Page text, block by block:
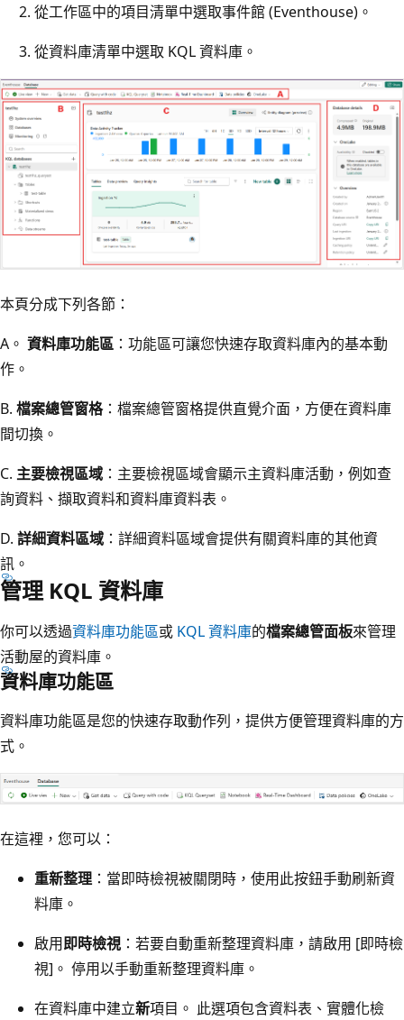
從工作區中的項目清單中選取事件館 (Eventhouse)。
從資料庫清單中選取 KQL 資料庫。
本頁分成下列各節：
A。 資料庫功能區 ：功能區可讓您快速存取資料庫內的基本動
作。
B. 檔案總管窗格：檔案總管窗格提供直覺介面，方便在資料庫
間切換。
C. 主要檢視區域 ：主要檢視區域會顯示主資料庫活動，例如查
詢資料、擷取資料和資料庫資料表。
D. 詳細資料區域 ：詳細資料區域會提供有關資料庫的其他資
訊。
管理 KQL 資料庫
你可以透過資料庫功能區或 KQL 資料庫的檔案總管面板來管理
活動屋的資料庫。
資料庫功能區
資料庫功能區是您的快速存取動作列，提供方便管理資料庫的方
式。
在這裡，您可以：
重新整理 ：當即時檢視被關閉時，使用此按鈕手動刷新資
料庫。
啟用即時檢視 ：若要自動重新整理資料庫，請啟用 [即時檢
視]。 停用以手動重新整理資料庫。
在資料庫中建立新項目。 此選項包含資料表、實體化檢